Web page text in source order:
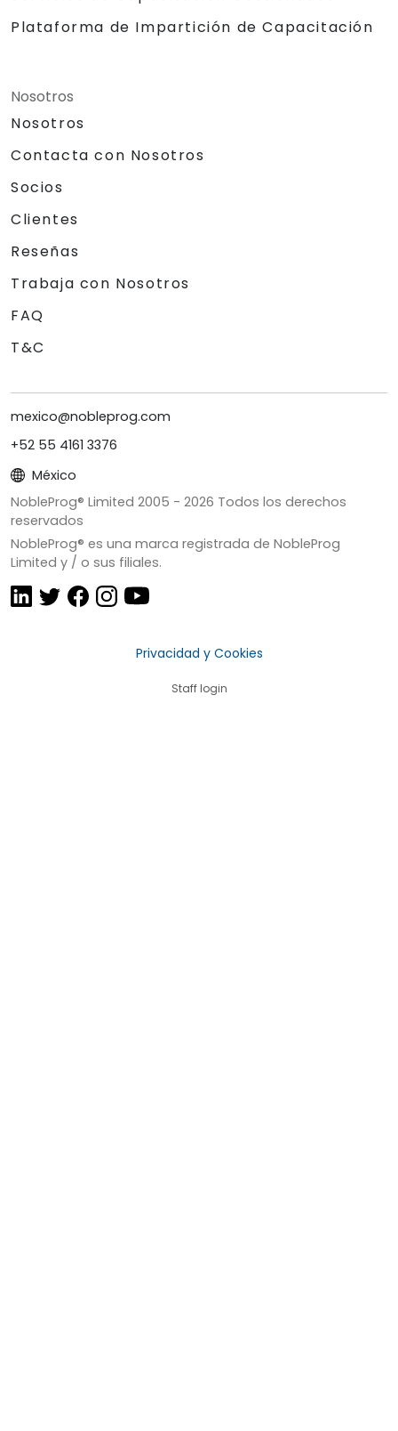
Plataforma de Impartición de Capacitación
Nosotros
Nosotros
Contacta con Nosotros
Socios
Clientes
Reseñas
Trabaja con Nosotros
FAQ
T&C
mexico@nobleprog.com
+52 55 4161 3376
México
NobleProg® Limited 2005 - 2026 Todos los derechos
reservados
NobleProg® es una marca registrada de NobleProg
Limited y / o sus filiales.
Privacidad y Cookies
Staff login